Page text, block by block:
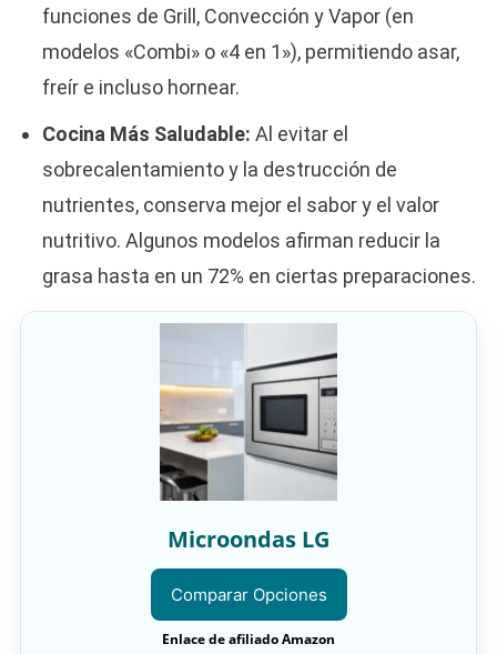
funciones de Grill, Convección y Vapor (en
modelos «Combi» o «4 en 1»), permitiendo asar,
freír e incluso hornear.
Cocina Más Saludable: Al evitar el
sobrecalentamiento y la destrucción de
nutrientes, conserva mejor el sabor y el valor
nutritivo. Algunos modelos afirman reducir la
grasa hasta en un 72% en ciertas preparaciones.
Microondas LG
Comparar Opciones
Enlace de afiliado Amazon